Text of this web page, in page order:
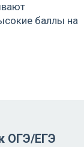
баллы на
ОГЭ/ЕГЭ